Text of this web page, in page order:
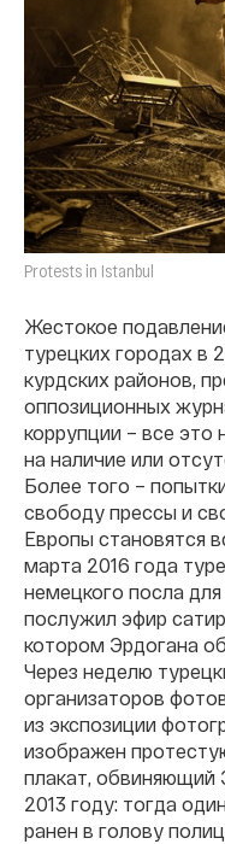
Protests in Istanbul
Жестокое
турецких городах в
курдских районов,
оппозиционных
коррупции – все это
на наличие или
Более того –
свободу прессы и
Европы становятся
марта 2016 года
немецкого посла
послужил эфир
котором Эрдогана
Через неделю
организаторов
из экспозиции
изображен
плакат, обвиняющий
2013 году: тогда
ранен в голову